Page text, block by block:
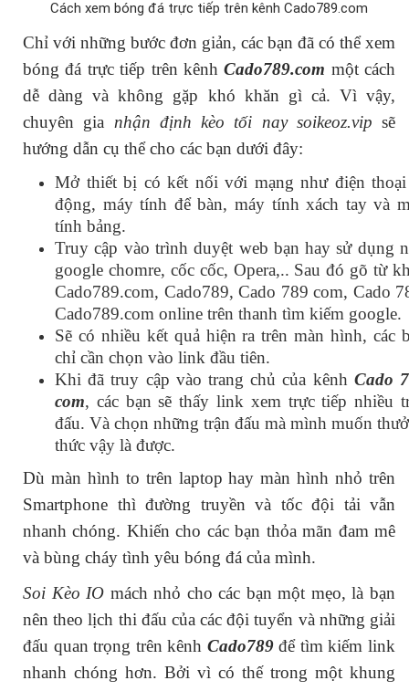
Cách xem bóng đá trực tiếp trên kênh Cado789.com
Chỉ với những bước đơn giản, các bạn đã có thể xem
bóng đá trực tiếp trên kênhCado789.com một cách
dễ dàng và không gặp khó khăn gì cả. Vì vậy,
chuyên gia nhận định kèo tối nay soikeoz.vip sẽ
hướng dẫn cụ thể cho các bạn dưới đây:
Mở thiết bị có kết nối với mạng như điện
động, máy tính để bàn, máy tính xách tay và
tính bảng.
Truy cập vào trình duyệt web bạn hay sử dụng
google chomre, cốc cốc, Opera,.. Sau đó gõ từ
Cado789.com, Cado789, Cado 789 com, Cado
Cado789.com online trên thanh tìm kiếm google.
Sẽ có nhiều kết quả hiện ra trên màn hình, các
chỉ cần chọn vào link đầu tiên.
Khi đã truy cập vào trang chủ của kênh Cado
com, các bạn sẽ thấy link xem trực tiếp nhiều
đấu. Và chọn những trận đấu mà mình muốn
thức vậy là được.
Dù màn hình to trên laptop hay màn hình nhỏ trên
Smartphone thì đường truyền và tốc đội tải vẫn
nhanh chóng. Khiến cho các bạn thỏa mãn đam mê
và bùng cháy tình yêu bóng đá của mình.
Soi Kèo IO mách nhỏ cho các bạn một mẹo, là bạn
nên theo lịch thi đấu của các đội tuyển và những giải
đấu quan trọng trên kênh Cado789để tìm kiếm link
nhanh chóng hơn. Bởi vì có thế trong một khung